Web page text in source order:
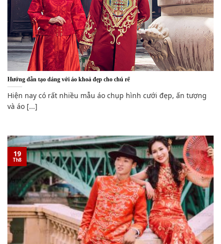
Hướng dẫn tạo dáng với áo khoả đẹp cho chú rể
Hiện nay có rất nhiều mẫu áo chụp hình cưới đẹp, ấn tượng
và áo [...]
19
Th8